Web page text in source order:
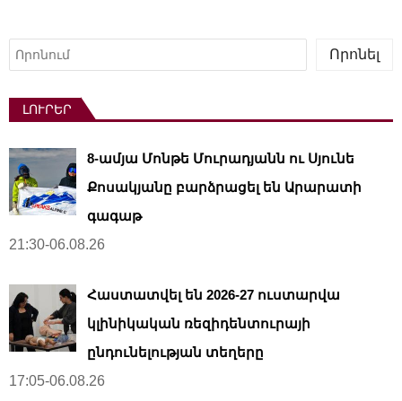
s
p
a
g
i
n
a
t
i
n
Որոնել
Որոնել
ԼՈՒՐԵՐ
8-ամյա Մոնթե Մուրադյանն ու Սյունե
Քոսակյանը բարձրացել են Արարատի
գագաթ
21:30-06.08.26
Հաստատվել են 2026-27 ուստարվա
կլինիկական ռեզիդենտուրայի
ընդունելության տեղերը
17:05-06.08.26